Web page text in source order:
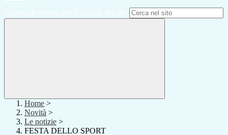
Home >
Novità >
Le notizie >
FESTA DELLO SPORT